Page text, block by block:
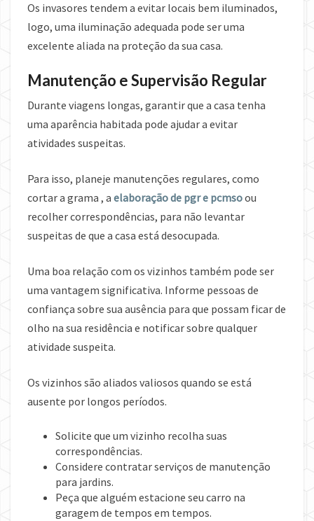
Os invasores tendem a evitar locais bem iluminados,
logo, uma iluminação adequada pode ser uma
excelente aliada na proteção da sua casa.
Manutenção e Supervisão Regular
Durante viagens longas, garantir que a casa tenha
uma aparência habitada pode ajudar a evitar
atividades suspeitas.
Para isso, planeje manutenções regulares, como
cortar a grama , a elaboração de pgr e pcmsoou
recolher correspondências, para não levantar
suspeitas de que a casa está desocupada.
Uma boa relação com os vizinhos também pode ser
uma vantagem significativa. Informe pessoas de
confiança sobre sua ausência para que possam ficar de
olho na sua residência e notificar sobre qualquer
atividade suspeita.
Os vizinhos são aliados valiosos quando se está
ausente por longos períodos.
Solicite que um vizinho recolha suas
correspondências.
Considere contratar serviços de manutenção
para jardins.
Peça que alguém estacione seu carro na
garagem de tempos em tempos.